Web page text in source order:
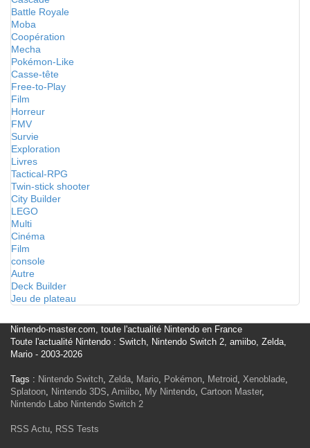
Battle Royale
Moba
Coopération
Mecha
Pokémon-Like
Casse-tête
Free-to-Play
Film
Horreur
FMV
Survie
Exploration
Livres
Tactical-RPG
Twin-stick shooter
City Builder
LEGO
Multi
Cinéma
Film
console
Autre
Deck Builder
Jeu de plateau
Nintendo-master.com, toute l'actualité Nintendo en France
Toute l'actualité Nintendo : Switch, Nintendo Switch 2, amiibo, Zelda,
Mario - 2003-2026
Tags : Nintendo Switch, Zelda, Mario, Pokémon, Metroid, Xenoblade,
Splatoon, Nintendo 3DS, Amiibo, My Nintendo, Cartoon Master,
Nintendo Labo Nintendo Switch 2
RSS Actu, RSS Tests